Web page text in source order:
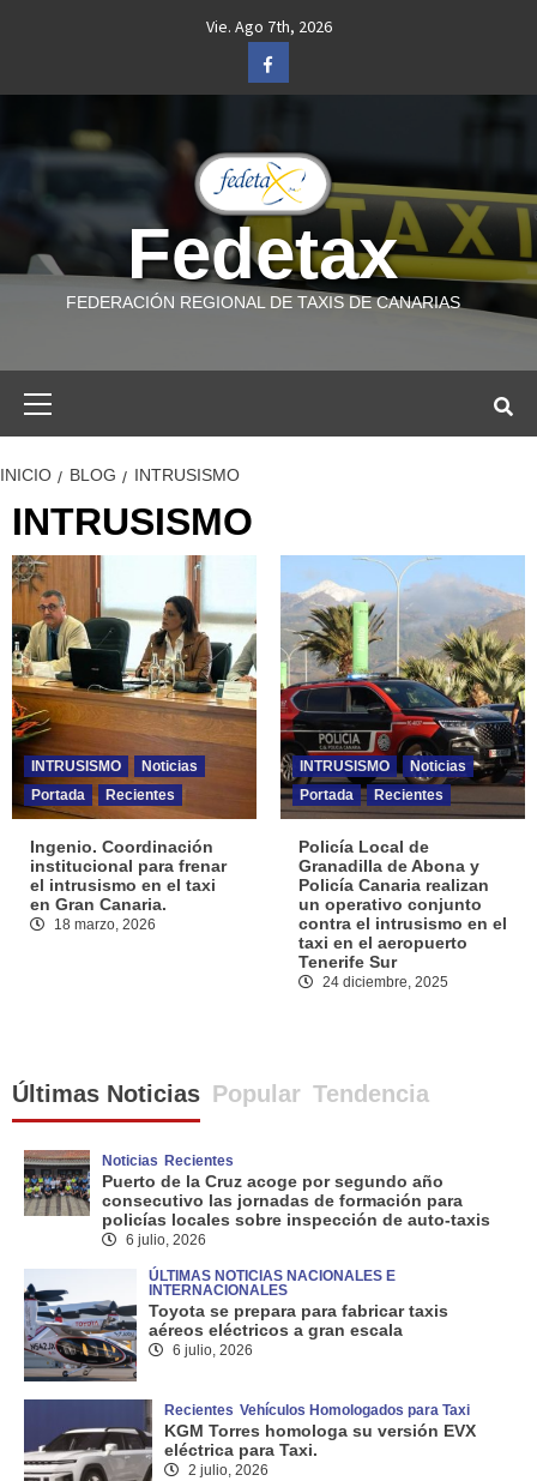
Vie. Ago 7th, 2026
Facebook
Fedetax
FEDERACIÓN REGIONAL DE TAXIS DE CANARIAS
INICIO BLOG INTRUSISMO
INTRUSISMO
INTRUSISMO
Noticias
Portada
Recientes
Ingenio. Coordinación
institucional para frenar
el intrusismo en el taxi
en Gran Canaria.
18 marzo, 2026
INTRUSISMO
Noticias
Portada
Recientes
Policía Local de
Granadilla de Abona y
Policía Canaria realizan
un operativo conjunto
contra el intrusismo en el
taxi en el aeropuerto
Tenerife Sur
24 diciembre, 2025
Últimas Noticias Popular Tendencia
Noticias Recientes
Puerto de la Cruz acoge por segundo año
consecutivo las jornadas de formación para
policías locales sobre inspección de auto-taxis
6 julio, 2026
ÚLTIMAS NOTICIAS NACIONALES E
INTERNACIONALES
Toyota se prepara para fabricar taxis
aéreos eléctricos a gran escala
6 julio, 2026
Recientes Vehículos Homologados para Taxi
KGM Torres homologa su versión EVX
eléctrica para Taxi.
2 julio, 2026